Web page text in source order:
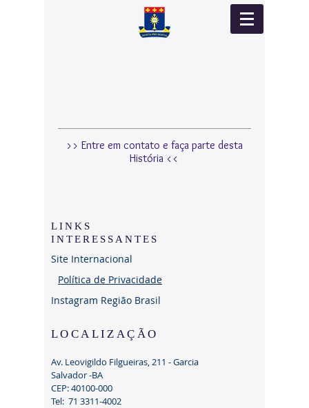
>> Entre em contato e faça parte desta
História <<
LINKS
INTERESSANTES
Site Internacional
Política de Privacidade
Instagram Região Brasil
LOCALIZAÇÃO
Av. Leovigildo Filgueiras, 211 - Garcia
Salvador -BA
CEP:40100-000
Tel: 71 3311-4002